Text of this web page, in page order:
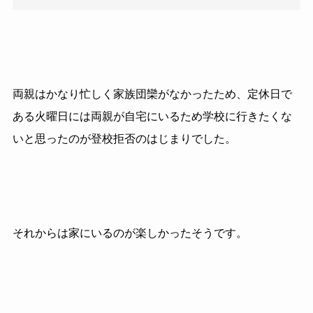
両親はかなり忙しく家族団欒がなかったため、定休日で
ある火曜日には両親が自宅にいるため学校に行きたくな
いと思ったのが登校拒否のはじまりでした。
それからは家にいるのが楽しかったそうです。